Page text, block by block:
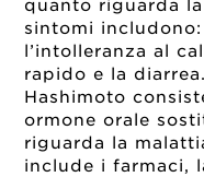
quanto riguarda
sintomi
l’intolleranza al
rapido e la
Hashimoto
ormone orale
riguarda la
include i farmaci,